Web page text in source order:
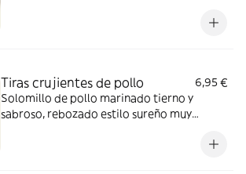
Tiras crujientes de pollo
6,95 €
Solomillo de pollo marinado tierno y
sabroso, rebozado estilo sureño muy